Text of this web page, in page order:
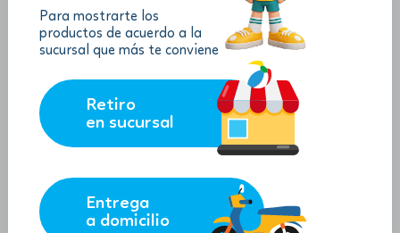
Para mostrarte los
productos de acuerdo a la
sucursal que más te conviene
Retiro
en sucursal
Entrega
a domicilio